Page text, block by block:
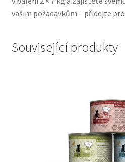
vašim požadavkům – přidejte
Související produkty